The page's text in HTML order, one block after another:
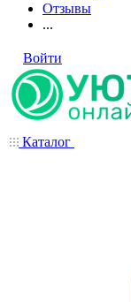
Отзывы
...
Войти
Каталог